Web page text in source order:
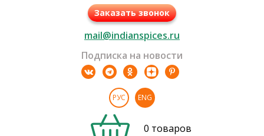
Заказать звонок
mail@indianspices.ru
Подписка на новости
РУС ENG
0 товаров